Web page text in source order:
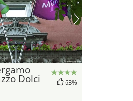
Dolci 63%